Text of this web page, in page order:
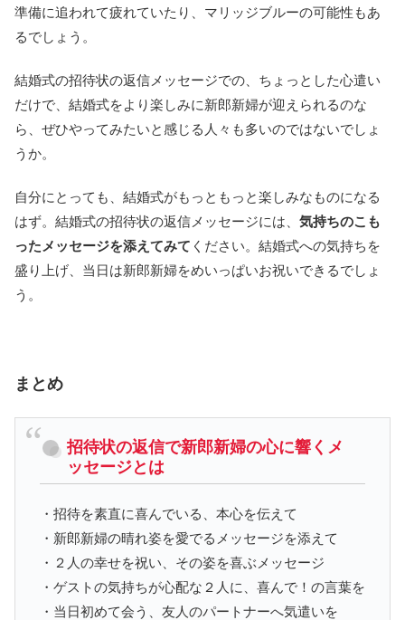
準備に追われて疲れていたり、マリッジブルーの可能性もあ
るでしょう。
結婚式の招待状の返信メッセージでの、ちょっとした心遣い
だけで、結婚式をより楽しみに新郎新婦が迎えられるのな
ら、ぜひやってみたいと感じる人々も多いのではないでしょ
うか。
自分にとっても、結婚式がもっともっと楽しみなものになる
はず。結婚式の招待状の返信メッセージには、 気持ちのこも
ったメッセージを添えてみて ください。結婚式への気持ちを
盛り上げ、当日は新郎新婦をめいっぱいお祝いできるでしょ
う。
まとめ
招待状の返信で新郎新婦の心に響くメ
ッセージとは
・招待を素直に喜んでいる、本心を伝えて
・新郎新婦の晴れ姿を愛でるメッセージを添えて
・２人の幸せを祝い、その姿を喜ぶメッセージ
・ゲストの気持ちが心配な２人に、喜んで！の言葉を
・当日初めて会う、友人のパートナーへ気遣いを